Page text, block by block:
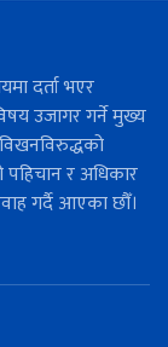
दर्ता भएर
उजागर गर्ने मुख्य
र अधिकार
गर्दै आएका छौँ।